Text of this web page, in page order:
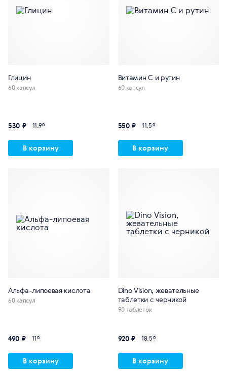
Глицин
60 капсул
530 ₽ 11.9б
В корзину
Витамин С и рутин
60 капсул
550 ₽ 11.5б
В корзину
Альфа-липоевая кислота
60 капсул
490 ₽ 11б
В корзину
Dino Vision, жевательные
таблетки с черникой
90 таблеток
920 ₽ 18.5б
В корзину